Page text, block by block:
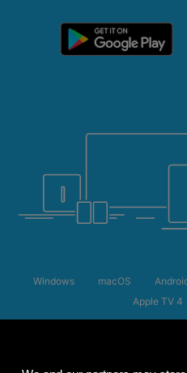
Windows macOS
Apple TV 4